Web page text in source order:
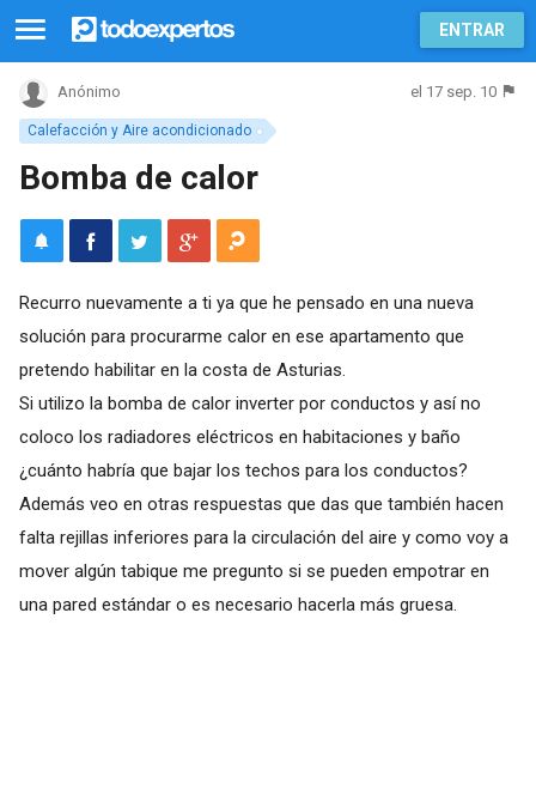
ENTRAR
Calefacción y Aire acondicionado
Anónimo el 17 sep. 10
Bomba de calor
Recurro nuevamente a ti ya que he pensado en una nueva
solución para procurarme calor en ese apartamento que
pretendo habilitar en la costa de Asturias.
Si utilizo la bomba de calor inverter por conductos y así no
coloco los radiadores eléctricos en habitaciones y baño
¿cuánto habría que bajar los techos para los conductos?
Además veo en otras respuestas que das que también hacen
falta rejillas inferiores para la circulación del aire y como voy a
mover algún tabique me pregunto si se pueden empotrar en
una pared estándar o es necesario hacerla más gruesa.